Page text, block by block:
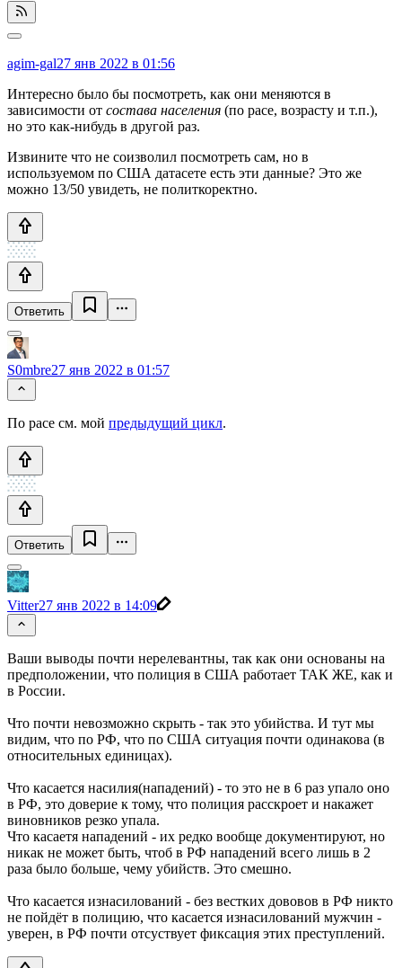
agim-gal27 янв 2022 в 01:56
Интересно было бы посмотреть, как они меняются в
зависимости от состава населения (по расе, возрасту и т.п.),
но это как-нибудь в другой раз.
Извините что не соизволил посмотреть сам, но в
используемом по США датасете есть эти данные? Это же
можно 13/50 увидеть, не политкоректно.
Ответить
S0mbre27 янв 2022 в 01:57
По расе см. мой предыдущий цикл.
Ответить
Vitter27 янв 2022 в 14:09
Ваши выводы почти нерелевантны, так как они основаны на
предположении, что полиция в США работает ТАК ЖЕ, как и
в России.
Что почти невозможно скрыть - так это убийства. И тут мы
видим, что по РФ, что по США ситуация почти одинакова (в
относительных единицах).
Что касается насилия(нападений) - то это не в 6 раз упало оно
в РФ, это доверие к тому, что полиция расскроет и накажет
виновников резко упала.
Что касаетя нападений - их редко вообще документируют, но
никак не может быть, чтоб в РФ нападений всего лишь в 2
раза было больше, чему убийств. Это смешно.
Что касается изнасилований - без вестких дововов в РФ никто
не пойдёт в полицию, что касается изнасилований мужчин -
уверен, в РФ почти отсуствует фиксация этих преступлений.